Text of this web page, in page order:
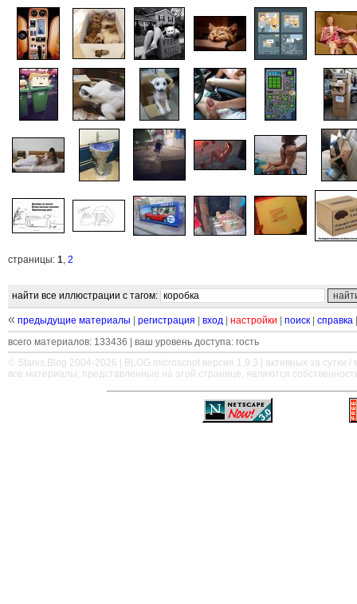
страницы: 1, 2
найти все иллюстрации с тагом:
« предыдущие материалы регистрация вход настройки поиск справка
всего материалов: 133436 | ваш уровень доступа: гость
© Stanis.Blog 2004-2026 |
BLOG.microscript версия 1.9.3 | активных за сутки /
все материалы, представленные на этой странице, являются
———————————————————